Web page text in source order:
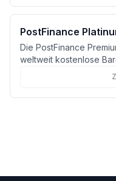
PostFinance
Die PostFinance
weltweit kostenlose
Versicherungsschutz